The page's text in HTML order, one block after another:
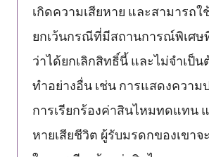
เกิดความเสียหาย และสามารถ
ยกเว้นกรณีที่มีสถานการณ์พิเศษ
ว่าได้ยกเลิกสิทธิ์นี้ และไม่จำเป็น
ทำอย่างอื่น เช่น การแสดงความ
การเรียกร้องค่าสินไหมทดแทน
หายเสียชีวิต ผู้รับมรดกของเขา